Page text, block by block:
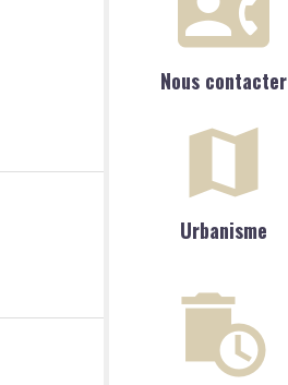
Nous contacter
Urbanisme